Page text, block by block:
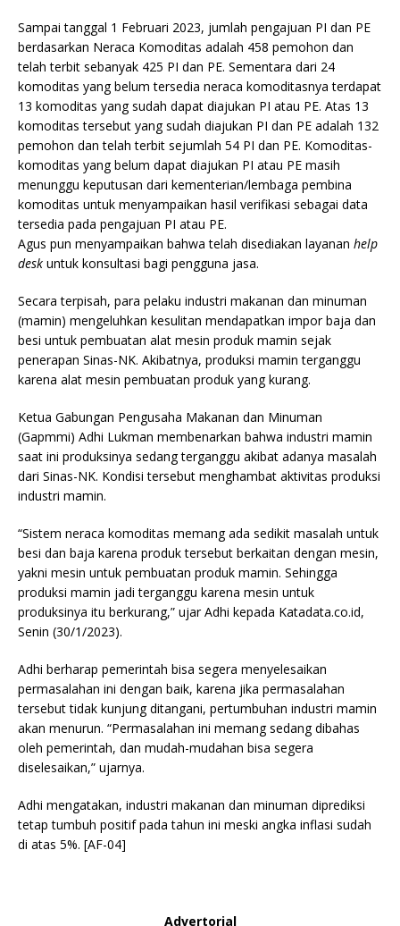
Sampai tanggal 1 Februari 2023, jumlah pengajuan PI dan PE
berdasarkan Neraca Komoditas adalah 458 pemohon dan
telah terbit sebanyak 425 PI dan PE. Sementara dari 24
komoditas yang belum tersedia neraca komoditasnya terdapat
13 komoditas yang sudah dapat diajukan PI atau PE. Atas 13
komoditas tersebut yang sudah diajukan PI dan PE adalah 132
pemohon dan telah terbit sejumlah 54 PI dan PE. Komoditas-
komoditas yang belum dapat diajukan PI atau PE masih
menunggu keputusan dari kementerian/lembaga pembina
komoditas untuk menyampaikan hasil verifikasi sebagai data
tersedia pada pengajuan PI atau PE.
Agus pun menyampaikan bahwa telah disediakan layanan help
desk untuk konsultasi bagi pengguna jasa.
Secara terpisah, para pelaku industri makanan dan minuman
(mamin) mengeluhkan kesulitan mendapatkan impor baja dan
besi untuk pembuatan alat mesin produk mamin sejak
penerapan Sinas-NK. Akibatnya, produksi mamin terganggu
karena alat mesin pembuatan produk yang kurang.
Ketua Gabungan Pengusaha Makanan dan Minuman
(Gapmmi) Adhi Lukman membenarkan bahwa industri mamin
saat ini produksinya sedang terganggu akibat adanya masalah
dari Sinas-NK. Kondisi tersebut menghambat aktivitas produksi
industri mamin.
“Sistem neraca komoditas memang ada sedikit masalah untuk
besi dan baja karena produk tersebut berkaitan dengan mesin,
yakni mesin untuk pembuatan produk mamin. Sehingga
produksi mamin jadi terganggu karena mesin untuk
produksinya itu berkurang,” ujar Adhi kepada Katadata.co.id,
Senin (30/1/2023).
Adhi berharap pemerintah bisa segera menyelesaikan
permasalahan ini dengan baik, karena jika permasalahan
tersebut tidak kunjung ditangani, pertumbuhan industri mamin
akan menurun. “Permasalahan ini memang sedang dibahas
oleh pemerintah, dan mudah-mudahan bisa segera
diselesaikan,” ujarnya.
Adhi mengatakan, industri makanan dan minuman diprediksi
tetap tumbuh positif pada tahun ini meski angka inflasi sudah
di atas 5%. [AF-04]
Advertorial